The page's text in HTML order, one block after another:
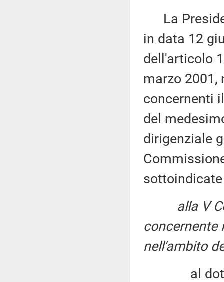
La
in data 12
dell'articolo
marzo 2001,
concernenti
del
dirigenziale
alla V
concernente
nell'ambito
al dottor